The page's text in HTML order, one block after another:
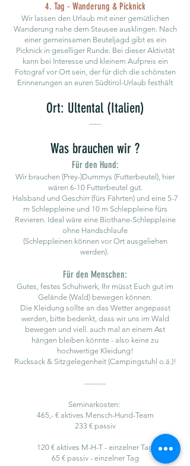
4. Tag - Wanderung & Picknick
Wir lassen den Urlaub mit einer gemütlichen
Wanderung nahe dem Stausee ausklingen. Nach
einer gemeinsamen Beuteljagd gibt es ein
Picknick in geselliger Runde. Bei dieser Aktivität
kann bei Interesse und kleinem Aufpreis ein
Fotograf vor Ort sein, der für dich die schönsten
Erinnerungen an euren Südtirol-Urlaub festhält
Ort: Ultental (Italien)
-----
Was brauchen wir ?
Für den Hund:
Wir brauchen (Prey-)Dummys (Futterbeutel), hier
wären 6-10 Futterbeutel gut.
Halsband und Geschirr (fürs Fährten) und eine 5-7
m Schleppleine und 10 m Schleppleine fürs
Revieren. Ideal wäre eine Biothane-Schleppleine
ohne Handschlaufe
(Schleppleinen können vor Ort ausgeliehen
werden).
Für den Menschen:
Gutes, festes Schuhwerk, Ihr müsst Euch gut im
Gelände (Wald) bewegen können.
Die Kleidung sollte an das Wetter angepasst
werden, bitte bedenkt, dass wir uns im Wald
bewegen und viell. auch mal an einem Ast
hängen bleiben könnte - also keine zu
hochwertige Kleidung!
Rucksack & Sitzgelegenheit (Campingstuhl o.ä.)!
---------
Seminarkosten:
465,- € aktives Mensch-Hund-Team
233 € passiv
120 € aktives M-H-T - einzelner Tag
65 € passiv - einzelner Tag